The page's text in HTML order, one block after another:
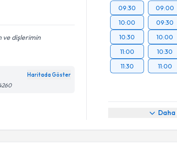
ve dişlerimin
Haritada Göster
09:30
10:00
10:30
11:00
11:30
09:00
09:30
10:00
10:30
11:00